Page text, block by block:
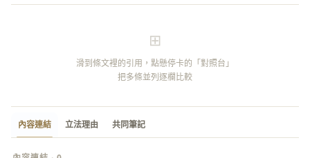
⊞
滑到條文裡的引用，點懸停卡的「對照台」
把多條並列逐欄比較
內容連結 立法理由 共同筆記